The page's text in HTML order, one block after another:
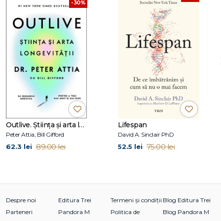
-30%
Outlive. Știința și arta longevității
Peter Attia, Bill Gifford
62.3 lei 89.00 lei
Lifespan
David A. Sinclair PhD
52.5 lei 75.00 lei
Despre noi
Parteneri
Editura Trei
Pandora M
Termeni și condiții
Politica de
Blog Editura Trei
Blog Pandora M